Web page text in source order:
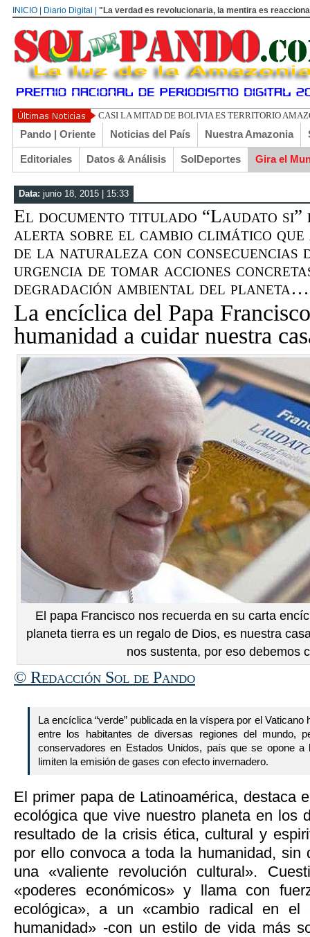
INICIO | Diario Digital | "La verdad es revolucionaria, la mentira es
UN LIBERTARIO LLAMADO EL
Pando | Oriente Noticias del País Nuestra Amazonia
Editoriales Datos & Análisis SolDeportes Gira el
Data: junio 18, 2015 | 15:33
El documento titulado “Laudato si”
alerta sobre el cambio climático
de la naturaleza con consecuencias
urgencia de tomar acciones
degradación ambiental del planeta…
La encíclica del Papa
humanidad a cuidar nuestra
El papa Francisco nos recuerda en su carta
planeta tierra es un regalo de Dios, es nuestra
nos sustenta, por eso debemos
© Redacción Sol de Pando
La encíclica “verde” publicada en la víspera por el Vaticano
entre los habitantes de diversas regiones del mundo,
conservadores en Estados Unidos, país que se opone a
limiten la emisión de gases con efecto invernadero.
El primer papa de Latinoamérica, destaca
ecológica que vive nuestro planeta en los
resultado de la crisis ética, cultural y
por ello convoca a toda la humanidad, sin
una «valiente revolución cultural».
«poderes económicos» y llama con
ecológica», a un «cambio radical en el
humanidad» -con un estilo de vida más